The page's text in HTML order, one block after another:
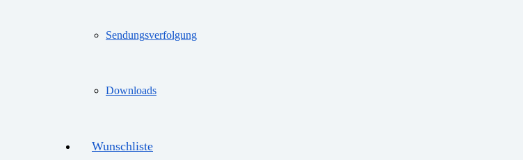
Sendungsverfolgung
Downloads
Wunschliste